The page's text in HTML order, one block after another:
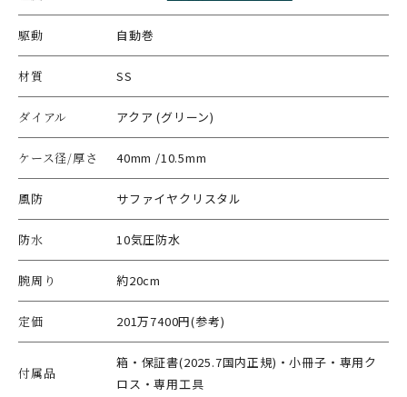
駆動 自動巻
材質 SS
ダイアル アクア (グリーン)
ケース径/厚さ 40mm /10.5mm
風防 サファイヤクリスタル
防水 10気圧防水
腕周り 約20cm
定価 201万7400円(参考)
付属品
箱・保証書(2025.7国内正規)・小冊子・専用ク
ロス・専用工具